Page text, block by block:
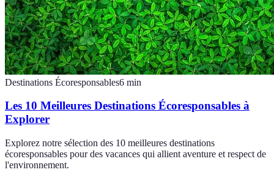
Destinations Écoresponsables6 min
Les 10 Meilleures Destinations Écoresponsables à
Explorer
Explorez notre sélection des 10 meilleures destinations
écoresponsables pour des vacances qui allient aventure et respect de
l'environnement.